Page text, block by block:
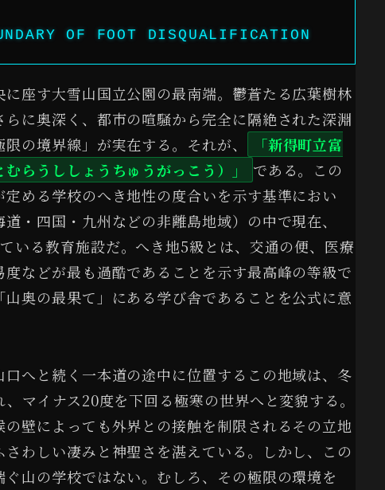
OF FOOT DISQUALIFICATION
座す大雪山国立公園の最南端。鬱蒼たる広葉樹林
に奥深く、都市の喧騒から完全に隔絶された深淵
の境界線」が実在する。それが、
「新得町立富
らうししょうちゅうがっこう）」
である。この
める学校のへき地性の度合いを示す基準におい
・四国・九州などの非離島地域）の中で現在、
いる教育施設だ。へき地5級とは、交通の便、医療
などが最も過酷であることを示す最高峰の等級で
奥の最果て」にある学び舎であることを公式に意
へと続く一本道の途中に位置するこの地域は、冬
マイナス20度を下回る極寒の世界へと変貌する。
壁によっても外界との接触を制限されるその立地
わしい凄みと神聖さを湛えている。しかし、この
山の学校ではない。むしろ、その極限の環境を